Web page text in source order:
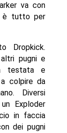
va con
è tutto per
Dropkick.
pugni e
testata e
a colpire da
Diversi
Exploder
in faccia
dei pugni